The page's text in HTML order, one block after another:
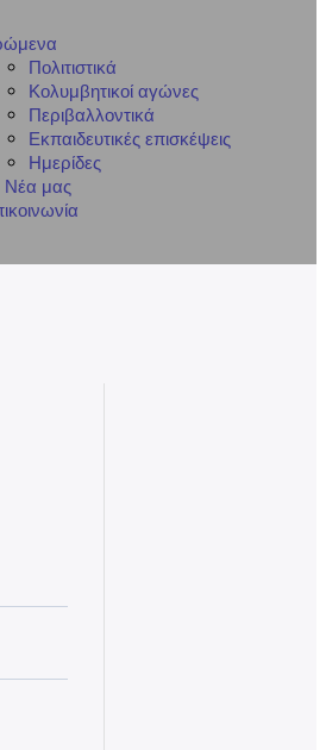
Πολιτιστικά
Κολυμβητικοί αγώνες
Περιβαλλοντικά
Εκπαιδευτικές επισκέψεις
Ημερίδες
Νέα μας